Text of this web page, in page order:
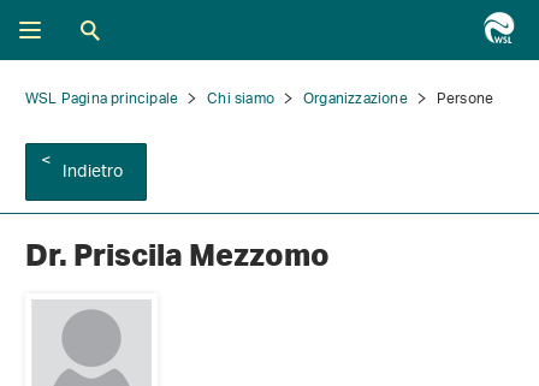
WSL Pagina principale Chi siamo Organizzazione Persone
Indietro
Dr. Priscila Mezzomo